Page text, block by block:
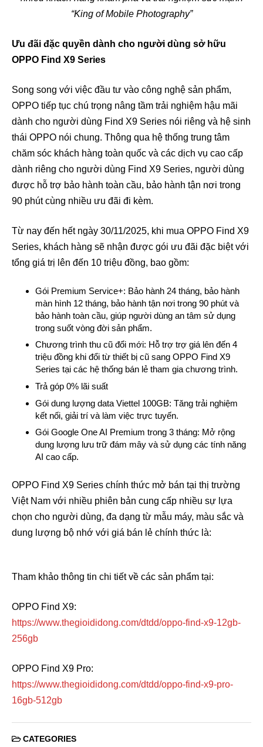
“King of Mobile Photography”
Ưu đãi đặc quyền dành cho người dùng sở hữu
OPPO Find X9 Series
Song song với việc đầu tư vào công nghệ sản phẩm,
OPPO tiếp tục chú trọng nâng tầm trải nghiệm hậu mãi
dành cho người dùng Find X9 Series nói riêng và hệ sinh
thái OPPO nói chung. Thông qua hệ thống trung tâm
chăm sóc khách hàng toàn quốc và các dịch vụ cao cấp
dành riêng cho người dùng Find X9 Series, người dùng
được hỗ trợ bảo hành toàn cầu, bảo hành tận nơi trong
90 phút cùng nhiều ưu đãi đi kèm.
Từ nay đến hết ngày 30/11/2025, khi mua OPPO Find X9
Series, khách hàng sẽ nhận được gói ưu đãi đặc biệt với
tổng giá trị lên đến 10 triệu đồng, bao gồm:
Gói Premium Service+: Bảo hành 24 tháng, bảo hành
màn hình 12 tháng, bảo hành tận nơi trong 90 phút và
bảo hành toàn cầu, giúp người dùng an tâm sử dụng
trong suốt vòng đời sản phẩm.
Chương trình thu cũ đổi mới: Hỗ trợ trợ giá lên đến 4
triệu đồng khi đổi từ thiết bị cũ sang OPPO Find X9
Series tại các hệ thống bán lẻ tham gia chương trình.
Trả góp 0% lãi suất
Gói dung lượng data Viettel 100GB: Tăng trải nghiệm
kết nối, giải trí và làm việc trực tuyến.
Gói Google One AI Premium trong 3 tháng: Mở rộng
dung lượng lưu trữ đám mây và sử dụng các tính năng
AI cao cấp.
OPPO Find X9 Series chính thức mở bán tại thị trường
Việt Nam với nhiều phiên bản cung cấp nhiều sự lựa
chọn cho người dùng, đa dạng từ mẫu máy, màu sắc và
dung lượng bộ nhớ với giá bán lẻ chính thức là:
Tham khảo thông tin chi tiết về các sản phẩm tại:
OPPO Find X9:
https://www.thegioididong.com/dtdd/oppo-find-x9-12gb-
256gb
OPPO Find X9 Pro:
https://www.thegioididong.com/dtdd/oppo-find-x9-pro-
16gb-512gb
CATEGORIES